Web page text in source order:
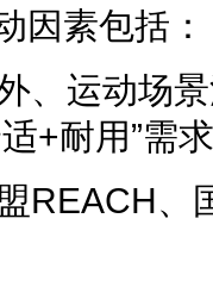
因素包括：
、运动场
+耐用”需
REACH、